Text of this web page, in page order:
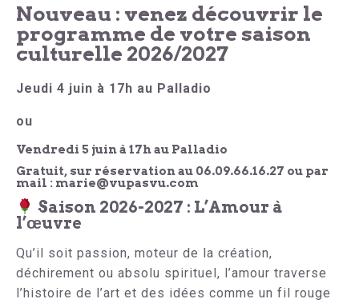
Nouveau : venez découvrir le
programme de votre saison
culturelle 2026/2027
Jeudi 4 juin à 17h au Palladio
ou
Vendredi 5 juin à 17h au Palladio
Gratuit, sur réservation au 06.09.66.16.27 ou par
mail : marie@vupasvu.com
Saison 2026-2027 : L’Amour à
l’œuvre
Qu’il soit passion, moteur de la création,
déchirement ou absolu spirituel, l’amour traverse
l’histoire de l’art et des idées comme un fil rouge